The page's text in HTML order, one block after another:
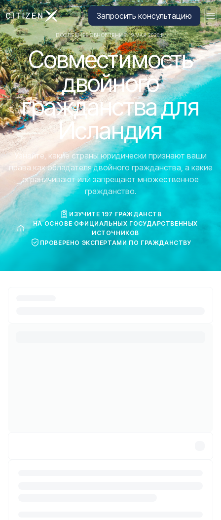
Перейти на главную страницу CitizenX
Запросить консультацию
ПОСЛЕДНЕЕ ОБНОВЛЕНИЕ: 19 МАЯ 2026 Г.
Совместимость
двойного
гражданства для
Исландия
Узнайте, какие страны юридически признают ваши
права как обладателя двойного гражданства, а какие
ограничивают или запрещают множественное
гражданство.
ИЗУЧИТЕ 197 ГРАЖДАНСТВ
НА ОСНОВЕ ОФИЦИАЛЬНЫХ ГОСУДАРСТВЕННЫХ
ИСТОЧНИКОВ
ПРОВЕРЕНО ЭКСПЕРТАМИ ПО ГРАЖДАНСТВУ